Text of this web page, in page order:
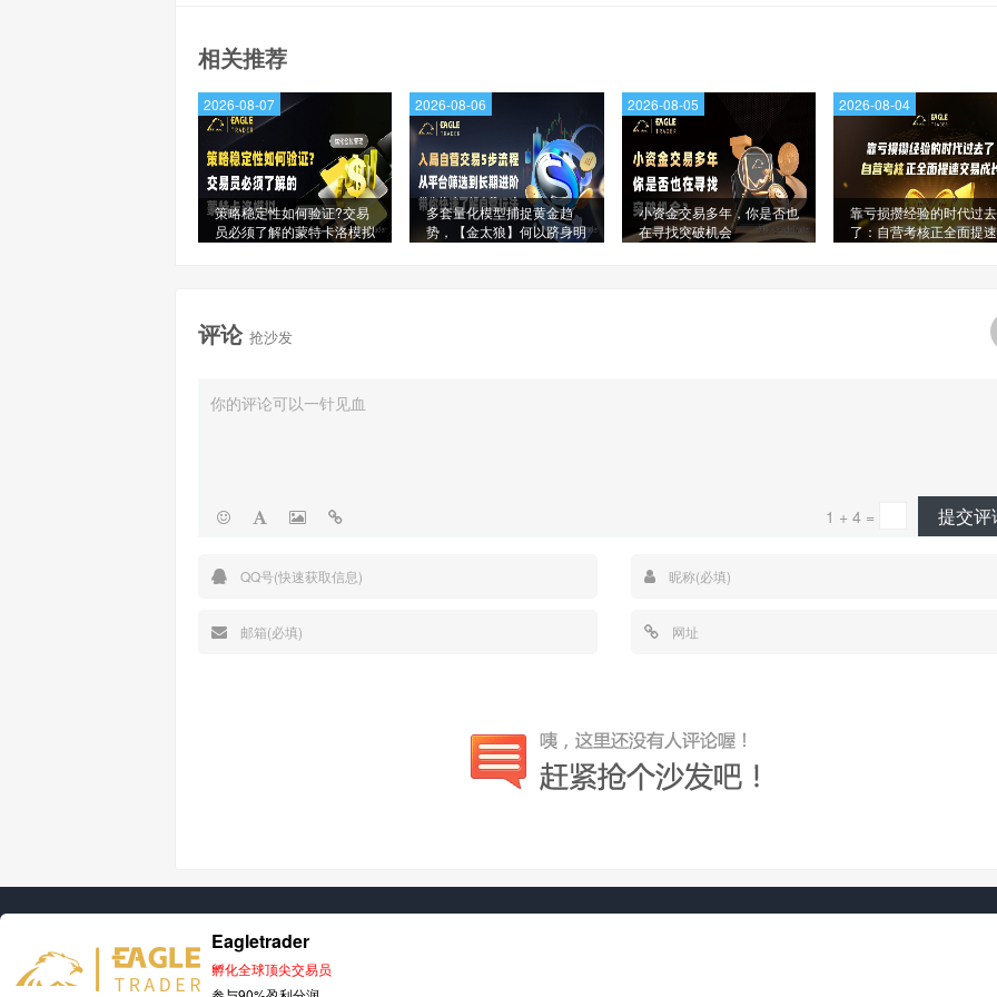
相关推荐
策略稳定性如何验证?交易
员必须了解的蒙特卡洛模拟
2026-08-07
多套量化模型捕捉黄金趋
势，【金太狼】何以跻身明
2026-08-06
小资金交易多年，你是否也
在寻找突破机会
2026-08-05
靠亏损攒经验的时代过去
了：自营考核正全面提
2026-08-04
评论 抢沙发
1 + 4 = 提交评
Eagletrader
孵化全球顶尖交易员